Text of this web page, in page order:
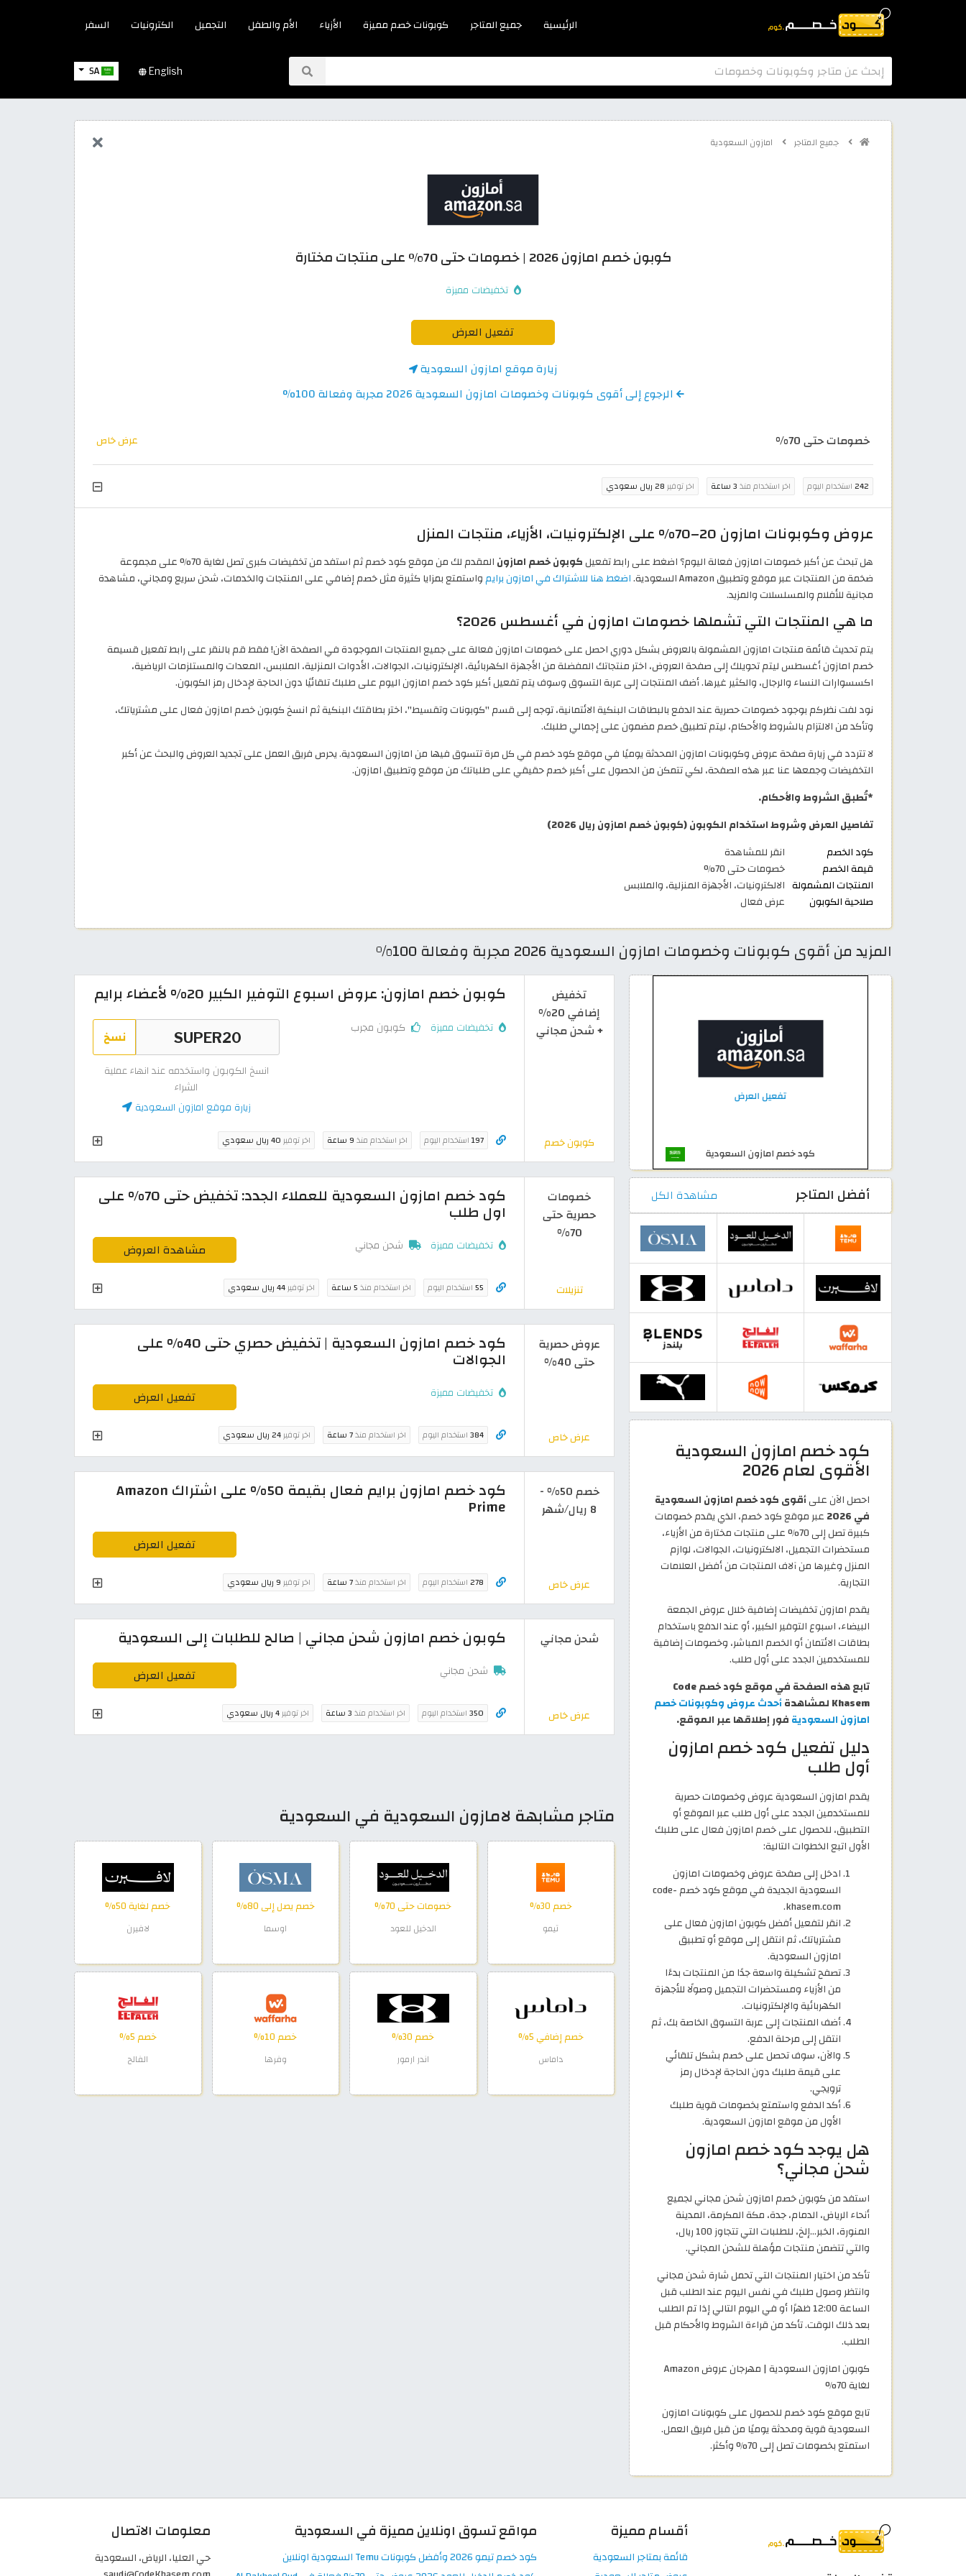
الرئيسية جميع المتاجر كوبونات خصم مميزة الأزياء الأم والطفل التجميل الكترونيات السفر
SA English
جميع المتاجر امازون السعودية
كوبون خصم امازون 2026 | خصومات حتى 70% على منتجات مختارة
تخفيضات مميزة
تفعيل العرض
زيارة موقع امازون السعودية
الرجوع إلى أقوى كوبونات وخصومات امازون السعودية 2026 مجربة وفعالة 100%
خصومات حتى 70% عرض خاص
242استخدام اليوم اخر استخدام منذ3 ساعة اخر توفير28 ريال سعودي
عروض وكوبونات امازون 20–70% على الإلكترونيات، الأزياء، منتجات المنزل
هل تبحث عن أكبر خصومات امازون فعالة اليوم؟ اضغط على رابط تفعيلكوبون خصم امازون
المقدم لك من موقع كود خصم ثم استفد من تخفيضات كبرى تصل لغاية 70% على مجموعة
ضخمة من المنتجات عبر موقع وتطبيق Amazon السعودية.
اضغط هنا للاشتراك في امازون برايمواستمتع بمزايا كثيرة مثل خصم إضافي على المنتجات والخدمات، شحن سريع ومجاني، مشاهدة
مجانية للأفلام والمسلسلات والمزيد.
ما هي المنتجات التي تشملها خصومات امازون في أغسطس 2026؟
يتم تحديث قائمة منتجات امازون المشمولة بالعروض بشكل دوري احصل على خصومات امازون فعالة على جميع المنتجات الموجودة في الصفحة الآن! فقط قم بالنقر على رابط تفعيل قسيمة
خصم امازون أغسطس ليتم تحويلك إلى صفحة العروض، اختر منتجاتك المفضلة من الأجهزة الكهربائية، الإلكترونيات، الجوالات، الأدوات المنزلية، الملابس، المعدات والمستلزمات الرياضية،
اكسسوارات النساء والرجال، والكثير غيرها. أضف المنتجات إلى عربة التسوق وسوف يتم تفعيل أكبر كود خصم امازون اليوم على طلبك تلقائيًا دون الحاجة لإدخال رمز الكوبون.
نود لفت نظركم بوجود خصومات حصرية عند الدفع بالبطاقات البنكية الائتمانية، توجه إلى قسم "كوبونات وتقسيط"، اختر بطاقتك البنكية ثم انسخ كوبون خصم امازون فعال على مشترياتك،
وتأكد من الالتزام بالشروط والأحكام، ليتم تطبيق خصم مضمون على إجمالي طلبك.
لا تتردد في زيارة صفحة عروض وكوبونات امازون المحدثة يوميًا في موقع كود خصم في كل مرة تتسوق فيها من امازون السعودية. يحرص فريق العمل على تجديد العروض والبحث عن أكبر
التخفيضات وجمعها عنا عبر هذه الصفحة، لكي تتمكن من الحصول على أكبر خصم حقيقي على طلباتك من موقع وتطبيق امازون.
*تُطبق الشروط والأحكام.
تفاصيل العرض وشروط استخدام الكوبون (كوبون خصم امازون ريال 2026)
كود الخصم
انقر للمشاهدة
قيمة الخصم
خصومات حتى 70%
المنتجات المشمولة الالكترونيات، الأجهزة المنزلية، والملابس
صلاحية الكوبون
عرض فعال
المزيد من أقوى كوبونات وخصومات امازون السعودية 2026 مجربة وفعالة 100%
تخفيض
إضافي 20%
+ شحن مجاني
كوبون خصم
كوبون خصم امازون: عروض اسبوع التوفير الكبير 20% لأعضاء برايم
تخفيضات مميزة كوبون مجرب نسخ
انسخ الكوبون واستخدمه عند انهاء عملية
الشراء
زيارة موقع امازون السعودية
197استخدام اليوم اخر استخدام منذ9 ساعة اخر توفير40 ريال سعودي
خصومات
حصرية حتى
70%
تنزيلات
كود خصم امازون السعودية للعملاء الجدد: تخفيض حتى 70% على
اول طلب
تخفيضات مميزة شحن مجاني مشاهدة العروض
55استخدام اليوم اخر استخدام منذ5 ساعة اخر توفير44 ريال سعودي
عروض حصرية
حتى 40%
عرض خاص
كود خصم امازون السعودية | تخفيض حصري حتى 40% على
الجوالات
تخفيضات مميزة تفعيل العرض
384استخدام اليوم اخر استخدام منذ7 ساعة اخر توفير24 ريال سعودي
خصم 50% -
8 ريال/شهر
عرض خاص
كود خصم امازون برايم فعال بقيمة 50% على اشتراك Amazon
Prime
تفعيل العرض
278استخدام اليوم اخر استخدام منذ7 ساعة اخر توفير9 ريال سعودي
شحن مجاني
عرض خاص
كوبون خصم امازون شحن مجاني | صالح للطلبات إلى السعودية
شحن مجاني تفعيل العرض
350استخدام اليوم اخر استخدام منذ3 ساعة اخر توفير4 ريال سعودي
متاجر مشابهة لامازون السعودية في السعودية
خصم 30%
تيمو
خصومات حتى 70%
الدخيل للعود
خصم يصل إلى 80%
اوسما
خصم لغاية 50%
لافيرن
خصم إضافي 5%
داماس
خصم 30%
اندر ارمور
خصم 10%
وفرها
خصم 5%
الفالح
أفضل المتاجر مشاهدة الكل
كود خصم امازون السعودية
الأقوى لعام 2026
احصل الآن علىأقوى كود خصم امازون السعودية
في 2026
عبر موقع كود خصم، الذي يقدم خصومات
كبيرة تصل إلى 70% على منتجات مختارة من الأزياء،
مستحضرات التجميل، الالكترونيات، الجوالات، لوازم
المنزل وغيرها من آلاف المنتجات من أفضل العلامات
التجارية.
يقدم امازون تخفيضات إضافية خلال عروض الجمعة
البيضاء، اسبوع التوفير الكبير، أو عند الدفع باستخدام
بطاقات الائتمان أو الخصم المباشر، وخصومات إضافية
للمستخدمين الجدد على أول طلب.
تابع هذه الصفحة في موقع كود خصم Code
Khasem لمشاهدة
أحدث عروض وكوبونات خصم
امازون السعودية فور إطلاقها عبر الموقع.
دليل تفعيل كود خصم امازون
أول طلب
يقدم امازون السعودية عروض وخصومات حصرية
للمستخدمين الجدد على أول طلب عبر الموقع أو
التطبيق، للحصول على خصم امازون فعال على طلبك
الأول اتبع الخطوات التالية:
ادخل إلى صفحة عروض وخصومات امازون
السعودية الجديدة في موقع كود خصم code-
khasem.com.
انقر لتفعيل أفضل كوبون امازون فعال على
مشترياتك، ثم انتقل إلى موقع أو تطبيق
امازون السعودية.
تصفح تشكيلة واسعة جدًا من المنتجات بدءًا
من الأزياء ومستحضرات التجميل وصولًا للأجهزة
الكهربائية والإلكترونيات.
أضف المنتجات إلى عربة التسوق الخاصة بك، ثم
انتقل إلى مرحلة الدفع.
والآن، سوف تحصل على خصم بشكل تلقائي
على قيمة طلبك دون الحاجة لإدخال رمز
ترويجي.
أكد الدفع واستمتع بخصومات قوية طلبك
الأول من موقع امازون السعودية.
هل يوجد كود خصم امازون
شحن مجاني؟
استفد من كوبون خصم امازون شحن مجاني لجميع
أنحاء الرياض، الدمام، جدة، مكة المكرمة، المدينة
المنورة، الخبر…إلخ، للطلبات التي تتجاوز 100 ريال،
والتي تتضمن منتجات مؤهلة للشحن المجاني.
تأكد من اختيار المنتجات التي تحمل شارة شحن مجاني
وانتظر وصول طلبك في نفس اليوم عند الطلب قبل
الساعة 12:00 ظهرًا أو في اليوم التالي إذا تم الطلب
بعد ذلك الوقت. تأكد من قراءة الشروط والأحكام قبل
الطلب.
كوبون امازون السعودية | مهرجان عروض Amazon
لغاية 70%
تابع موقع كود خصم للحصول على كوبونات امازون
السعودية قوية ومحدثة يوميًا من قبل فريق العمل.
استمتع بخصومات تصل إلى 70% وأكثر.
أقسام مميزة
قائمة بمتاجر السعودية
مواقع تسوق اونلاين مميزة في السعودية
كود خصم تيمو 2026 وأفضل كوبونات Temu السعودية اونلاين
معلومات الاتصال
حي العليا، الرياض، السعودية